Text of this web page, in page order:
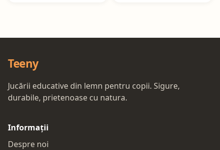
Teeny
Jucării educative din lemn pentru copii. Sigure,
durabile, prietenoase cu natura.
Informații
Despre noi